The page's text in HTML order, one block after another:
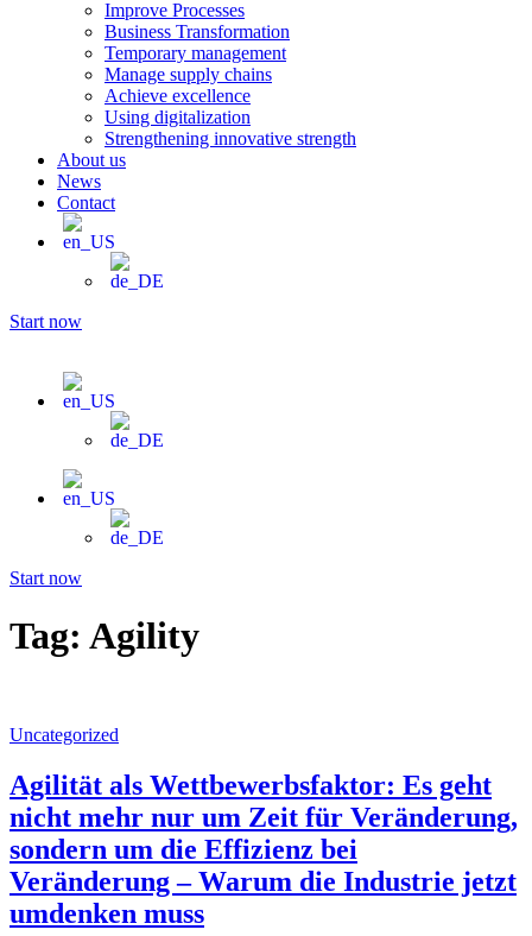
Improve Processes
Business Transformation
Temporary management
Manage supply chains
Achieve excellence
Using digitalization
Strengthening innovative strength
About us
News
Contact
Start now
Start now
Tag: Agility
Uncategorized
Agilität als Wettbewerbsfaktor: Es geht
nicht mehr nur um Zeit für Veränderung,
sondern um die Effizienz bei
Veränderung – Warum die Industrie jetzt
umdenken muss